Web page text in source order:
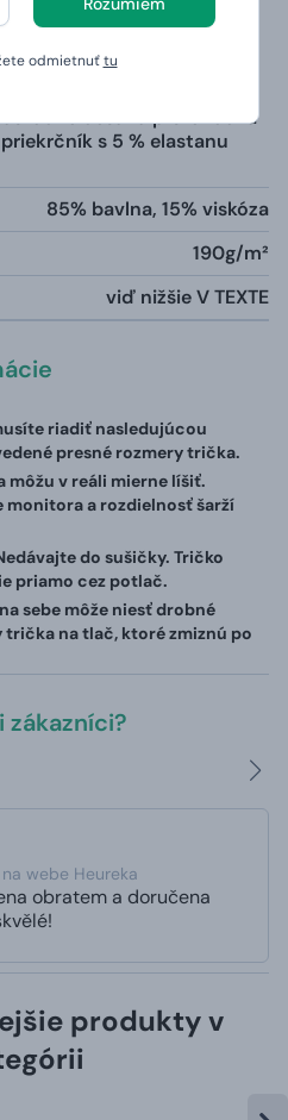
odmietnuťtu
česaná prstencová
s 5 % elastanu
85% bavlna, 15% viskóza
190g/m²
viď nižšie V TEXTE
riadiť nasledujúcou
presné rozmery trička.
môžu v reáli mierne líšiť.
monitora a rozdielnosť šarží
do sušičky. Tričko
priamo cez potlač.
sebe môže niesť drobné
na tlač, ktoré zmiznú po
zákazníci?
webe Heureka
obratem a doručena
produkty v